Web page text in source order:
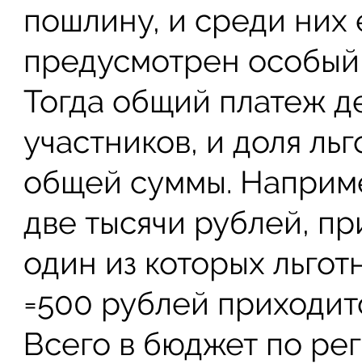
пошлину, и среди них
предусмотрен
Тогда общий платеж
участников, и доля
общей суммы.
две тысячи рублей,
один из которых
=500 рублей
Всего в бюджет по